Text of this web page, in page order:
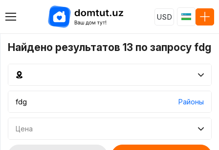
USD
Найдено результатов 13 по запросу fdg
Районы
Цена